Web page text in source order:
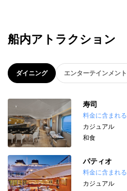
船内アトラクション
ダイニング エンターテインメント
寿司
料金に含まれる
カジュアル
和食
パティオ
料金に含まれる
カジュアル